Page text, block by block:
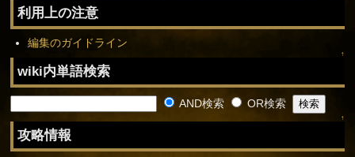
利用上の注意
編集のガイドライン
↑
wiki内単語検索
AND検索 OR検索
↑
攻略情報